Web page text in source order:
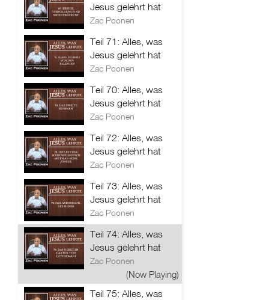
Jesus gelehrt hat
Zac Poonen
Teil 71: Alles, was
Jesus gelehrt hat
Zac Poonen
Teil 70: Alles, was
Jesus gelehrt hat
Zac Poonen
Teil 72: Alles, was
Jesus gelehrt hat
Zac Poonen
Teil 73: Alles, was
Jesus gelehrt hat
Zac Poonen
Teil 74: Alles, was
Jesus gelehrt hat
Zac Poonen
(Now Playing)
Teil 75: Alles, was